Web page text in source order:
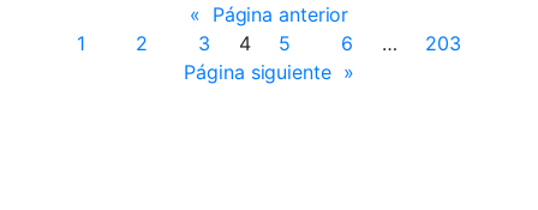
« Página anterior
1
2 3 4 5 6 …
203
Página siguiente »